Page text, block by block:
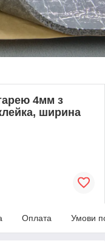
4мм з
ширина
Оплата Умови